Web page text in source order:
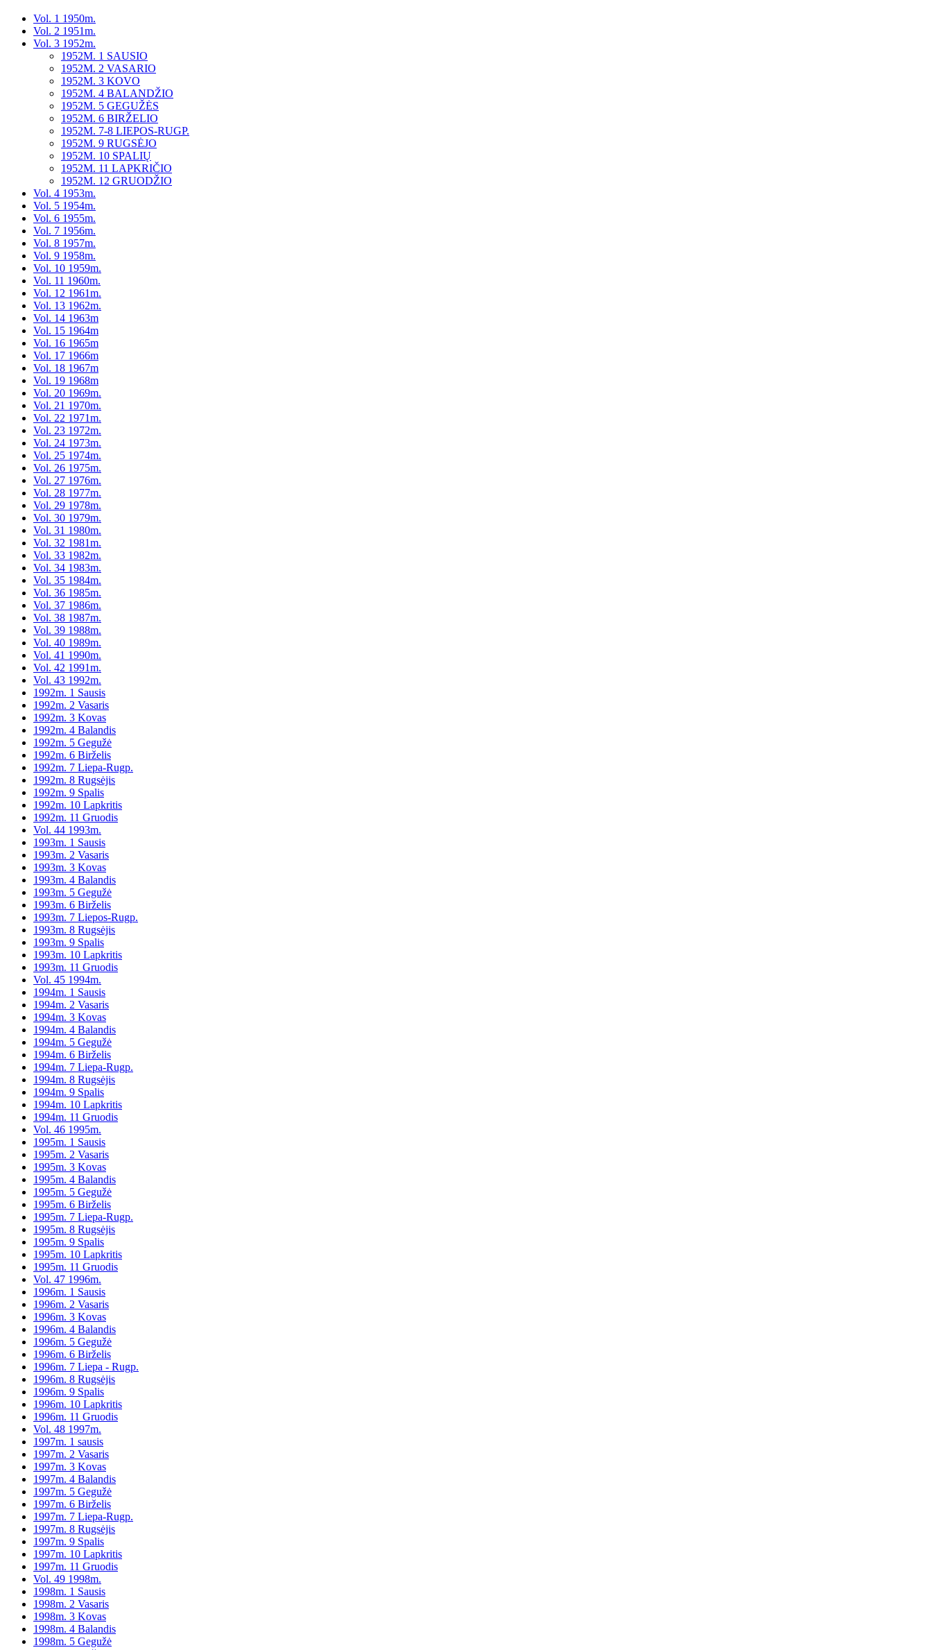
Vol. 1 1950m.
Vol. 2 1951m.
Vol. 3 1952m.
1952M. 1 SAUSIO
1952M. 2 VASARIO
1952M. 3 KOVO
1952M. 4 BALANDŽIO
1952M. 5 GEGUŽĖS
1952M. 6 BIRŽELIO
1952M. 7-8 LIEPOS-RUGP.
1952M. 9 RUGSĖJO
1952M. 10 SPALIŲ
1952M. 11 LAPKRIČIO
1952M. 12 GRUODŽIO
Vol. 4 1953m.
Vol. 5 1954m.
Vol. 6 1955m.
Vol. 7 1956m.
Vol. 8 1957m.
Vol. 9 1958m.
Vol. 10 1959m.
Vol. 11 1960m.
Vol. 12 1961m.
Vol. 13 1962m.
Vol. 14 1963m
Vol. 15 1964m
Vol. 16 1965m
Vol. 17 1966m
Vol. 18 1967m
Vol. 19 1968m
Vol. 20 1969m.
Vol. 21 1970m.
Vol. 22 1971m.
Vol. 23 1972m.
Vol. 24 1973m.
Vol. 25 1974m.
Vol. 26 1975m.
Vol. 27 1976m.
Vol. 28 1977m.
Vol. 29 1978m.
Vol. 30 1979m.
Vol. 31 1980m.
Vol. 32 1981m.
Vol. 33 1982m.
Vol. 34 1983m.
Vol. 35 1984m.
Vol. 36 1985m.
Vol. 37 1986m.
Vol. 38 1987m.
Vol. 39 1988m.
Vol. 40 1989m.
Vol. 41 1990m.
Vol. 42 1991m.
Vol. 43 1992m.
1992m. 1 Sausis
1992m. 2 Vasaris
1992m. 3 Kovas
1992m. 4 Balandis
1992m. 5 Gegužė
1992m. 6 Birželis
1992m. 7 Liepa-Rugp.
1992m. 8 Rugsėjis
1992m. 9 Spalis
1992m. 10 Lapkritis
1992m. 11 Gruodis
Vol. 44 1993m.
1993m. 1 Sausis
1993m. 2 Vasaris
1993m. 3 Kovas
1993m. 4 Balandis
1993m. 5 Gegužė
1993m. 6 Birželis
1993m. 7 Liepos-Rugp.
1993m. 8 Rugsėjis
1993m. 9 Spalis
1993m. 10 Lapkritis
1993m. 11 Gruodis
Vol. 45 1994m.
1994m. 1 Sausis
1994m. 2 Vasaris
1994m. 3 Kovas
1994m. 4 Balandis
1994m. 5 Gegužė
1994m. 6 Birželis
1994m. 7 Liepa-Rugp.
1994m. 8 Rugsėjis
1994m. 9 Spalis
1994m. 10 Lapkritis
1994m. 11 Gruodis
Vol. 46 1995m.
1995m. 1 Sausis
1995m. 2 Vasaris
1995m. 3 Kovas
1995m. 4 Balandis
1995m. 5 Gegužė
1995m. 6 Birželis
1995m. 7 Liepa-Rugp.
1995m. 8 Rugsėjis
1995m. 9 Spalis
1995m. 10 Lapkritis
1995m. 11 Gruodis
Vol. 47 1996m.
1996m. 1 Sausis
1996m. 2 Vasaris
1996m. 3 Kovas
1996m. 4 Balandis
1996m. 5 Gegužė
1996m. 6 Birželis
1996m. 7 Liepa - Rugp.
1996m. 8 Rugsėjis
1996m. 9 Spalis
1996m. 10 Lapkritis
1996m. 11 Gruodis
Vol. 48 1997m.
1997m. 1 sausis
1997m. 2 Vasaris
1997m. 3 Kovas
1997m. 4 Balandis
1997m. 5 Gegužė
1997m. 6 Birželis
1997m. 7 Liepa-Rugp.
1997m. 8 Rugsėjis
1997m. 9 Spalis
1997m. 10 Lapkritis
1997m. 11 Gruodis
Vol. 49 1998m.
1998m. 1 Sausis
1998m. 2 Vasaris
1998m. 3 Kovas
1998m. 4 Balandis
1998m. 5 Gegužė